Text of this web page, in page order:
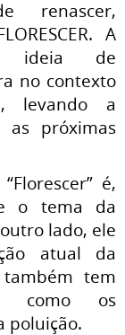
renascer,
A
ideia de
no contexto
levando a
as próximas
é,
o tema da
lado, ele
atual da
tem
como os
poluição.